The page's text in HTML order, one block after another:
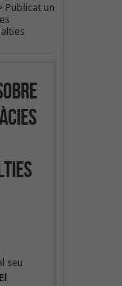
Publicat un
seu